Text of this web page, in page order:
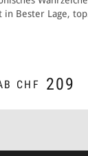
in Bester Lage,
CHF 209